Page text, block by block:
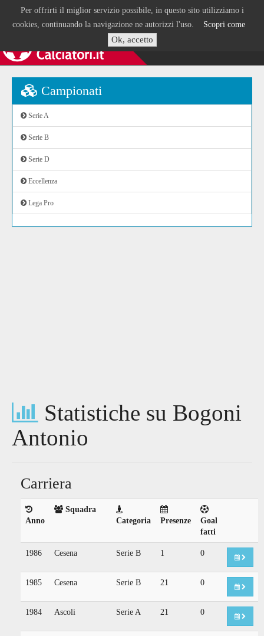
Per offrirti il miglior servizio possibile, in questo sito utilizziamo i
cookies, continuando la navigazione ne autorizzi l'uso. Scopri come
Ok, accetto
Campionati
Serie A
Serie B
Serie D
Eccellenza
Lega Pro
Statistiche su Bogoni
Antonio
Carriera
Anno
Squadra
Categoria
Presenze
Goal
fatti
1986 Cesena Serie B 1 0
1985 Cesena Serie B 21 0
1984 Ascoli Serie A 21 0